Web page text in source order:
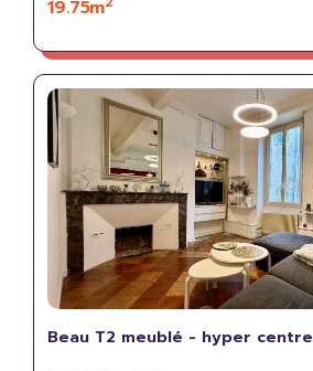
19.75m
Beau T2 meublé - hyper centre